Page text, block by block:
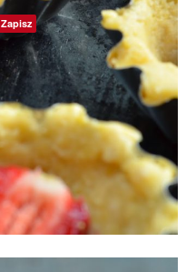
Zapisz